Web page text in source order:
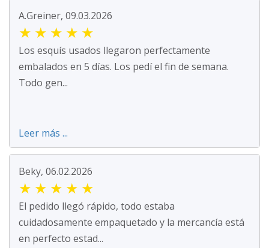
A.Greiner, 09.03.2026
★ ★ ★ ★ ★
Los esquís usados llegaron perfectamente
embalados en 5 días. Los pedí el fin de semana.
Todo gen...
Leer más ...
Beky, 06.02.2026
★ ★ ★ ★ ★
El pedido llegó rápido, todo estaba
cuidadosamente empaquetado y la mercancía está
en perfecto estad...